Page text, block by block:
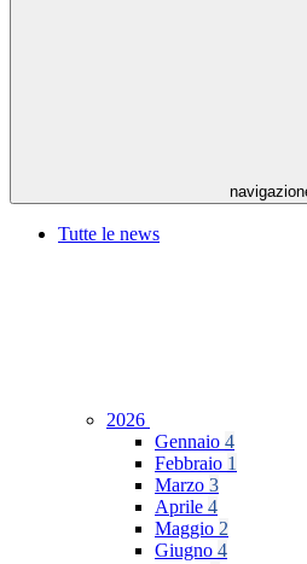
Tutte le news
2026
Gennaio 4
Febbraio 1
Marzo 3
Aprile 4
Maggio 2
Giugno 4